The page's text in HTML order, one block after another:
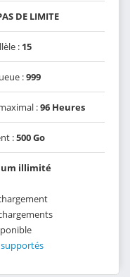
DE LIMITE
: 15
:999
:96 Heures
:500 Go
illimité
supportés